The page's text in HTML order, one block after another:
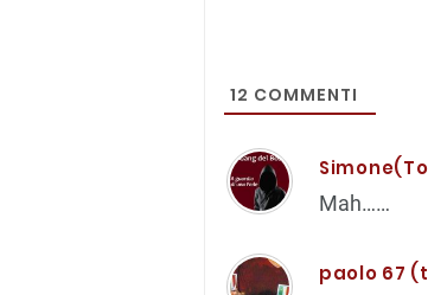
12 COMMENTI
Mah……
paolo 67